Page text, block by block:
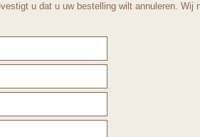
u dat u uw bestelling wilt annuleren.